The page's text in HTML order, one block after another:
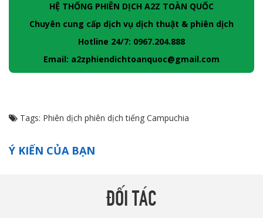
HỆ THỐNG PHIÊN DỊCH A2Z TOÀN QUỐC
Chuyên cung cấp dịch vụ dịch thuật & phiên dịch
Hotline 24/7: 0967.204.888
Email: a2zphiendichtoanquoc@gmail.com
Tags: Phiên dịch phiên dịch tiếng Campuchia
Ý KIẾN CỦA BẠN
ĐỐI TÁC